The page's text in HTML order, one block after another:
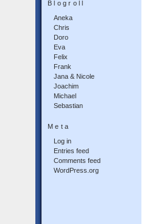
Blogroll
Aneka
Chris
Doro
Eva
Felix
Frank
Jana & Nicole
Joachim
Michael
Sebastian
Meta
Log in
Entries feed
Comments feed
WordPress.org